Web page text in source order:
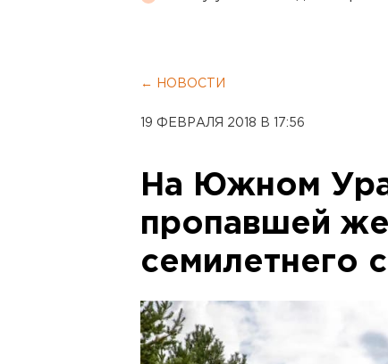
← НОВОСТИ
19 ФЕВРАЛЯ 2018 В 17:56
На Южном
пропавшей
семилетнего